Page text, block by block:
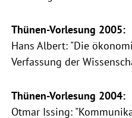
Thünen-Vorlesung 2005:
Hans Albert: "Die
Verfassung der
Thünen-Vorlesung 2004:
Otmar Issing: